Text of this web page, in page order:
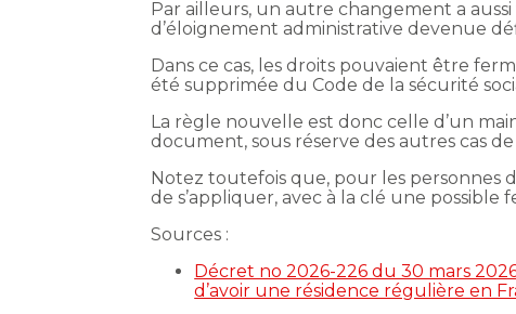
Par ailleurs, un autre changement a
d’éloignement administrative devenue
Dans ce cas, les droits pouvaient être
été supprimée du Code de la sécurité
La règle nouvelle est donc celle d’un
document, sous réserve des autres cas
Notez toutefois que, pour les personnes
de s’appliquer, avec à la clé une
Sources :
Décret no 2026-226 du 30 mars
d’avoir une résidence régulière en